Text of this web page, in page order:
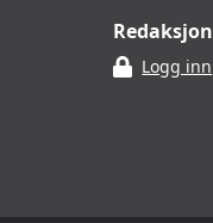
Redaksjon
Logg inn